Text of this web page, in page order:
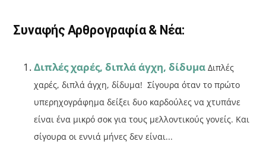
o
k
ίτ
ε
Συναφής Αρθρογραφία & Νέα:
Διπλές χαρές, διπλά άγχη, δίδυμα Διπλές
χαρές, διπλά άγχη, δίδυμα! Σίγουρα όταν το πρώτο
υπερηχογράφημα δείξει δυο καρδούλες να χτυπάνε
είναι ένα μικρό σοκ για τους μελλοντικούς γονείς. Και
σίγουρα οι εννιά μήνες δεν είναι...